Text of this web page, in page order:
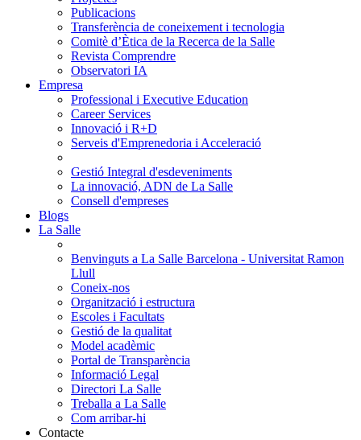
Publicacions
Transferència de coneixement i tecnologia
Comitè d’Ètica de la Recerca de la Salle
Revista Comprendre
Observatori IA
Empresa
Professional i Executive Education
Career Services
Innovació i R+D
Serveis d'Emprenedoria i Acceleració
Gestió Integral d'esdeveniments
La innovació, ADN de La Salle
Consell d'empreses
Blogs
La Salle
Benvinguts a La Salle Barcelona - Universitat Ramon
Llull
Coneix-nos
Organització i estructura
Escoles i Facultats
Gestió de la qualitat
Model acadèmic
Portal de Transparència
Informació Legal
Directori La Salle
Treballa a La Salle
Com arribar-hi
Contacte